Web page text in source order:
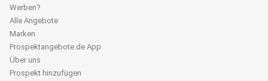
Werben?
Alle Angebote
Marken
Prospektangebote.de App
Über uns
Prospekt hinzufügen